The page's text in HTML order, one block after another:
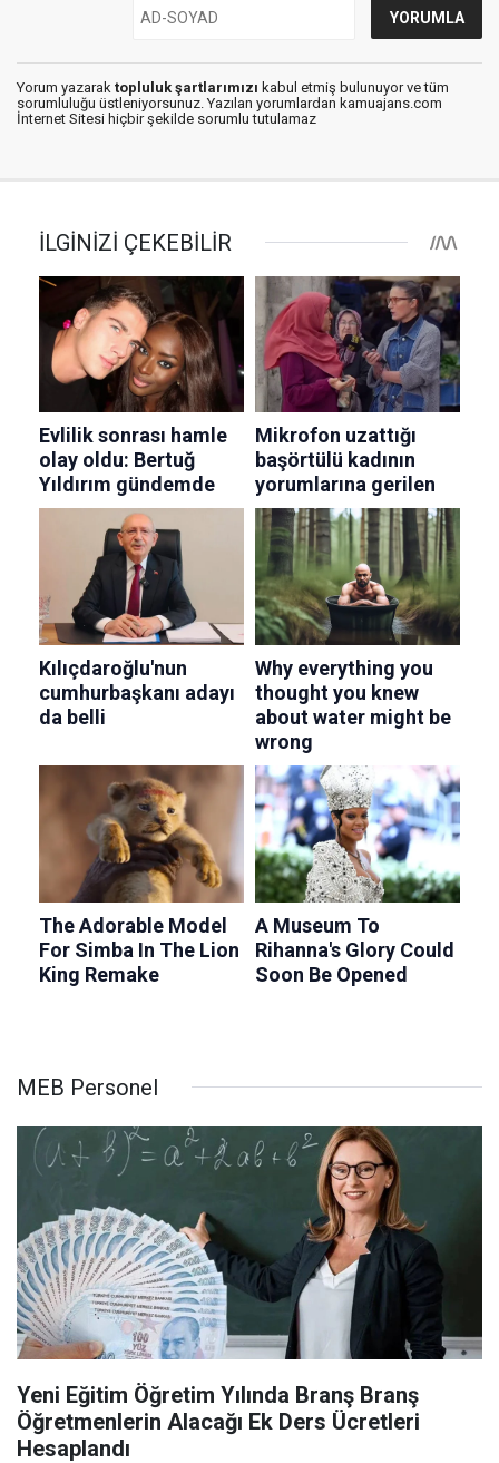
Yorum yazarak topluluk şartlarımızı kabul etmiş bulunuyor ve tüm
sorumluluğu üstleniyorsunuz. Yazılan yorumlardan kamuajans.com
İnternet Sitesi hiçbir şekilde sorumlu tutulamaz
MEB Personel
Yeni Eğitim Öğretim Yılında Branş Branş
Öğretmenlerin Alacağı Ek Ders Ücretleri
Hesaplandı